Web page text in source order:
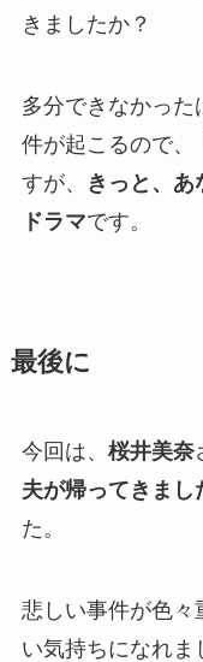
きましたか？
多分できなかっ
件が起こるので、
すが、
きっと、あ
ドラマです。
最後に
今回は、 桜井美奈
夫が帰ってきまし
た。
悲しい事件が色々
い気持ちになれ